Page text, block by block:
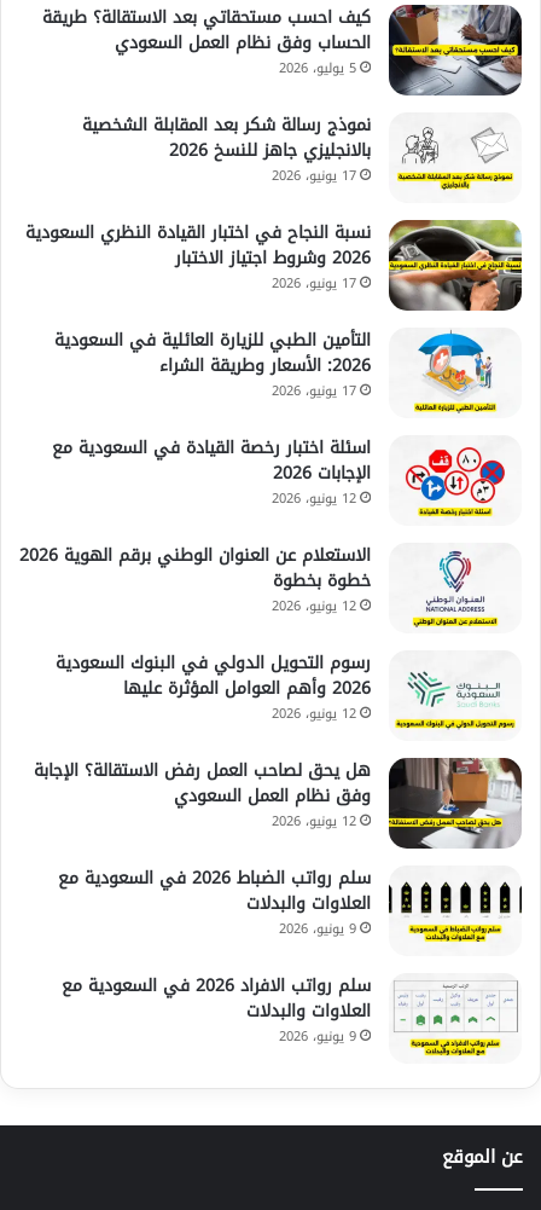
كيف احسب مستحقاتي بعد الاستقالة؟ طريقة
الحساب وفق نظام العمل السعودي
5 يوليو، 2026
نموذج رسالة شكر بعد المقابلة الشخصية
بالانجليزي جاهز للنسخ 2026
17 يونيو، 2026
نسبة النجاح في اختبار القيادة النظري السعودية
2026 وشروط اجتياز الاختبار
17 يونيو، 2026
التأمين الطبي للزيارة العائلية في السعودية
2026: الأسعار وطريقة الشراء
17 يونيو، 2026
اسئلة اختبار رخصة القيادة في السعودية مع
الإجابات 2026
12 يونيو، 2026
الاستعلام عن العنوان الوطني برقم الهوية 2026
خطوة بخطوة
12 يونيو، 2026
رسوم التحويل الدولي في البنوك السعودية
2026 وأهم العوامل المؤثرة عليها
12 يونيو، 2026
هل يحق لصاحب العمل رفض الاستقالة؟ الإجابة
وفق نظام العمل السعودي
12 يونيو، 2026
سلم رواتب الضباط 2026 في السعودية مع
العلاوات والبدلات
9 يونيو، 2026
سلم رواتب الافراد 2026 في السعودية مع
العلاوات والبدلات
9 يونيو، 2026
عن الموقع